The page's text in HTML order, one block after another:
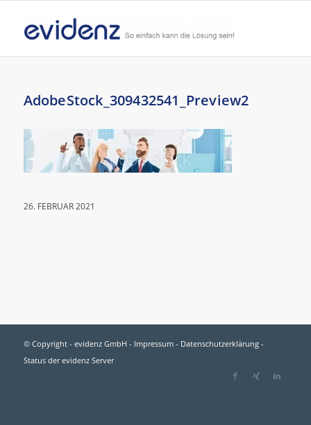
AdobeStock_309432541_Preview2
26. FEBRUAR 2021
© Copyright - evidenz GmbH - Impressum- Datenschutzerklärung-
Status der evidenz Server